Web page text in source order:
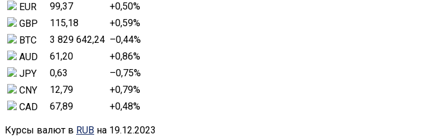
EUR
99,37 +0,50%
GBP
115,18 +0,59%
BTC
3 829 642,24 –0,44%
AUD
61,20 +0,86%
JPY
0,63 –0,75%
CNY
12,79 +0,79%
CAD
67,89 +0,48%
Курсы валют в RUB на 19.12.2023